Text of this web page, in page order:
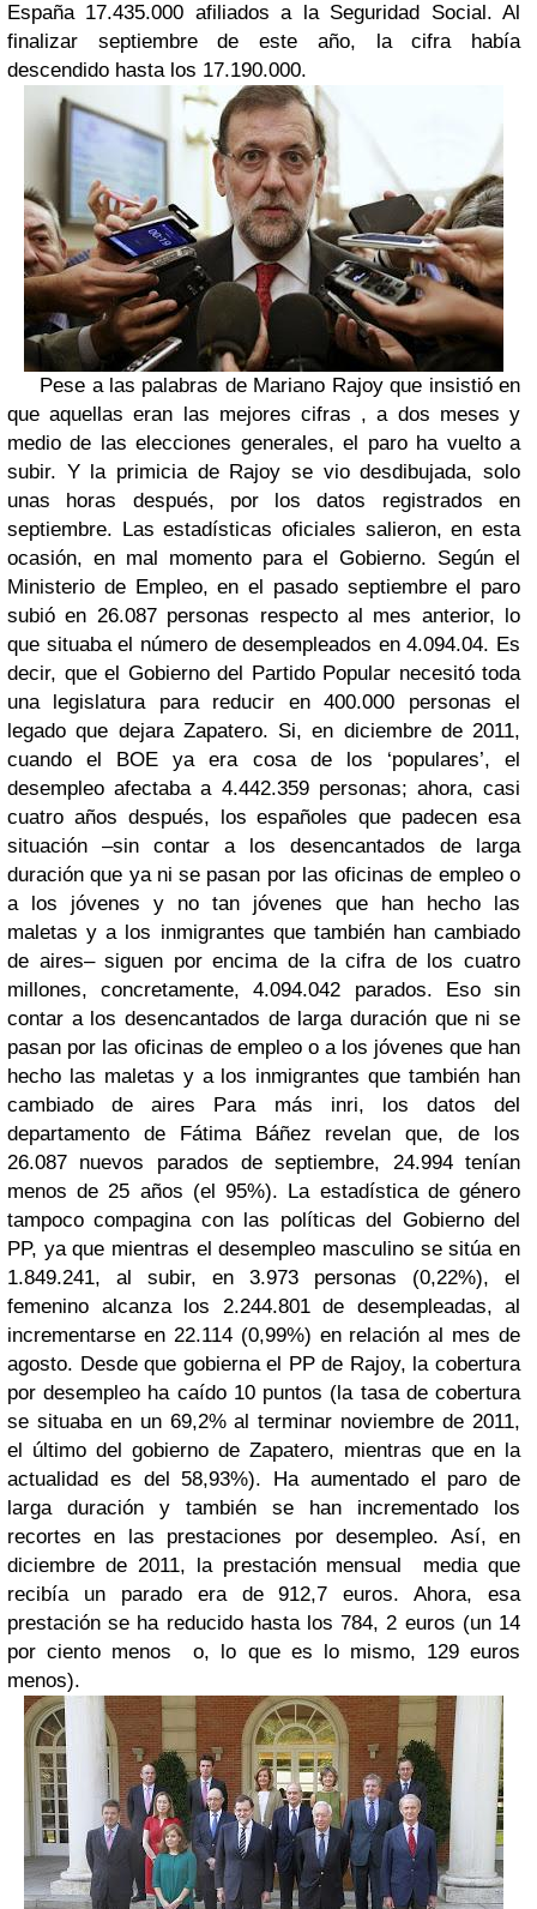
España 17.435.000 afiliados a la Seguridad Social. Al
finalizar septiembre de este año, la cifra había
descendido hasta los 17.190.000.
Pese a las palabras de Mariano Rajoy que insistió en
que aquellas eran las mejores cifras , a dos meses y
medio de las elecciones generales, el paro ha vuelto a
subir. Y la primicia de Rajoy se vio desdibujada, solo
unas horas después, por los datos registrados en
septiembre. Las estadísticas oficiales salieron, en esta
ocasión, en mal momento para el Gobierno. Según el
Ministerio de Empleo, en el pasado septiembre el paro
subió en 26.087 personas respecto al mes anterior, lo
que situaba el número de desempleados en 4.094.04. Es
decir, que el Gobierno del Partido Popular necesitó toda
una legislatura para reducir en 400.000 personas el
legado que dejara Zapatero. Si, en diciembre de 2011,
cuando el BOE ya era cosa de los ‘populares’, el
desempleo afectaba a 4.442.359 personas; ahora, casi
cuatro años después, los españoles que padecen esa
situación –sin contar a los desencantados de larga
duración que ya ni se pasan por las oficinas de empleo o
a los jóvenes y no tan jóvenes que han hecho las
maletas y a los inmigrantes que también han cambiado
de aires– siguen por encima de la cifra de los cuatro
millones, concretamente, 4.094.042 parados. Eso sin
contar a los desencantados de larga duración que ni se
pasan por las oficinas de empleo o a los jóvenes que han
hecho las maletas y a los inmigrantes que también han
cambiado de aires Para más inri, los datos del
departamento de Fátima Báñez revelan que, de los
26.087 nuevos parados de septiembre, 24.994 tenían
menos de 25 años (el 95%). La estadística de género
tampoco compagina con las políticas del Gobierno del
PP, ya que mientras el desempleo masculino se sitúa en
1.849.241, al subir, en 3.973 personas (0,22%), el
femenino alcanza los 2.244.801 de desempleadas, al
incrementarse en 22.114 (0,99%) en relación al mes de
agosto. Desde que gobierna el PP de Rajoy, la cobertura
por desempleo ha caído 10 puntos (la tasa de cobertura
se situaba en un 69,2% al terminar noviembre de 2011,
el último del gobierno de Zapatero, mientras que en la
actualidad es del 58,93%). Ha aumentado el paro de
larga duración y también se han incrementado los
recortes en las prestaciones por desempleo. Así, en
diciembre de 2011, la prestación mensual media que
recibía un parado era de 912,7 euros. Ahora, esa
prestación se ha reducido hasta los 784, 2 euros (un 14
por ciento menos o, lo que es lo mismo, 129 euros
menos).